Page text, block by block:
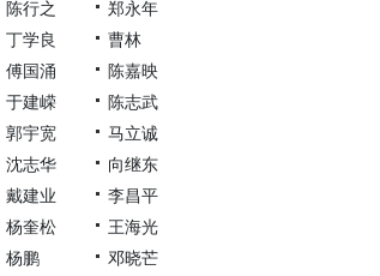
陈行之
郑永年
丁学良
曹林
傅国涌
陈嘉映
于建嵘
陈志武
郭宇宽
马立诚
沈志华
向继东
戴建业
李昌平
杨奎松
王海光
杨鹏
邓晓芒